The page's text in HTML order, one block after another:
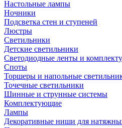
Настольные лампы
Ночники
Подсветка стен и ступеней
Люстры
Светильники
Детские светильники
Светодиодные ленты и
Споты
Торшеры и напольные
Точечные светильники
Шинные и струнные системы
Комплектующие
Лампы
Декоративные ниши для